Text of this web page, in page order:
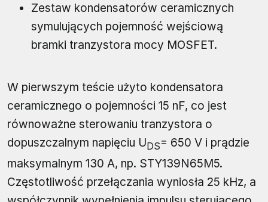
Zestaw kondensatorów ceramicznych
symulujących pojemność wejściową
bramki tranzystora mocy MOSFET.
W pierwszym teście użyto kondensatora
ceramicznego o pojemności 15 nF, co jest
równoważne sterowaniu tranzystora o
dopuszczalnym napięciu UDS= 650 V i prądzie
maksymalnym 130 A, np. STY139N65M5.
Częstotliwość przełączania wyniosła 25 kHz, a